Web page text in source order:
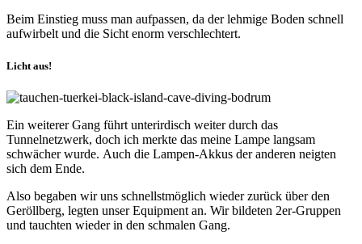
Beim Einstieg muss man aufpassen, da der lehmige Boden schnell
aufwirbelt und die Sicht enorm verschlechtert.
Licht aus!
Ein weiterer Gang führt unterirdisch weiter durch das
Tunnelnetzwerk, doch ich merkte das meine Lampe langsam
schwächer wurde. Auch die Lampen-Akkus der anderen neigten
sich dem Ende.
Also begaben wir uns schnellstmöglich wieder zurück über den
Geröllberg, legten unser Equipment an. Wir bildeten 2er-Gruppen
und tauchten wieder in den schmalen Gang.